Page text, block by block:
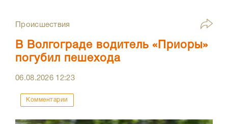
Происшествия
В Волгограде водитель «Приоры»
погубил пешехода
06.08.2026 12:23
Комментарии